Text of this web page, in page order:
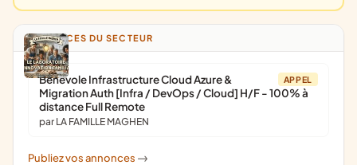
ANNONCES DU SECTEUR
APPEL
Bénévole Infrastructure Cloud Azure &
Migration Auth [Infra / DevOps / Cloud] H/F - 100% à
distance Full Remote
par LA FAMILLE MAGHEN
Publiez vos annonces ->